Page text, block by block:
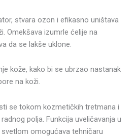
stvara ozon i efikasno uništava
Omekšava izumrle ćelije na
da se lakše uklone.
kože, kako bi se ubrzao nastanak
na koži.
se tokom kozmetičkih tretmana i
polja. Funkcija uveličavanja u
omogućava tehničaru